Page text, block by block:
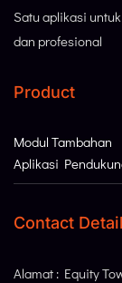
Satu aplikasi
dan profesional
Product
Modul Tambahan
Aplikasi
Contact Detail
Alamat : Equity